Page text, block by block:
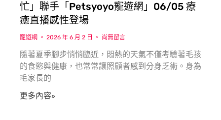
忙」聯手「Petsyoyo寵遊網」06/05 療
癒直播感性登場
寵遊網 2026 年 6 月 2 日 尚無留言
隨著夏季腳步悄悄臨近，悶熱的天氣不僅考驗著毛孩
的食慾與健康，也常常讓照顧者感到分身乏術。身為
毛家長的
更多內容»